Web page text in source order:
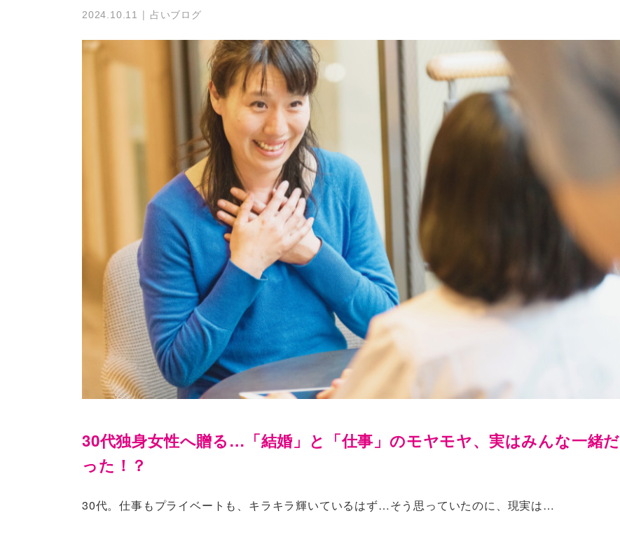
2024.10.11 占いブログ
30代独身女性へ贈る…「結婚」と「仕事」のモヤモヤ、実はみんな一緒だ
った！？
30代。仕事もプライベートも、キラキラ輝いているはず…そう思っていたのに、現実は…